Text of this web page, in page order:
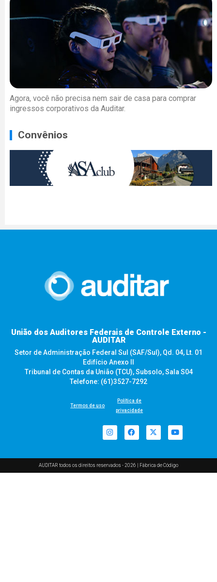
Agora, você não precisa nem sair de casa para comprar
ingressos corporativos da Auditar.
Convênios
União dos Auditores Federais de Controle Externo -
AUDITAR
Setor de Administração Federal Sul (SAF/Sul), Qd. 04, Lt. 01
Edifício Anexo II
Tribunal de Contas da União (TCU), Subsolo, Sala S04
Telefone: (61)3527-7292
Termos de uso
Política de
privacidade
AUDITAR todos os direitos reservados - 2026 | Fábrica de Código